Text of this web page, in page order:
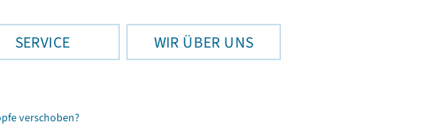
SERVICE WIR ÜBER UNS
verschoben?